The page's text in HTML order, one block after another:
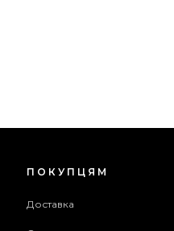
ПОКУПЦЯМ
Доставка